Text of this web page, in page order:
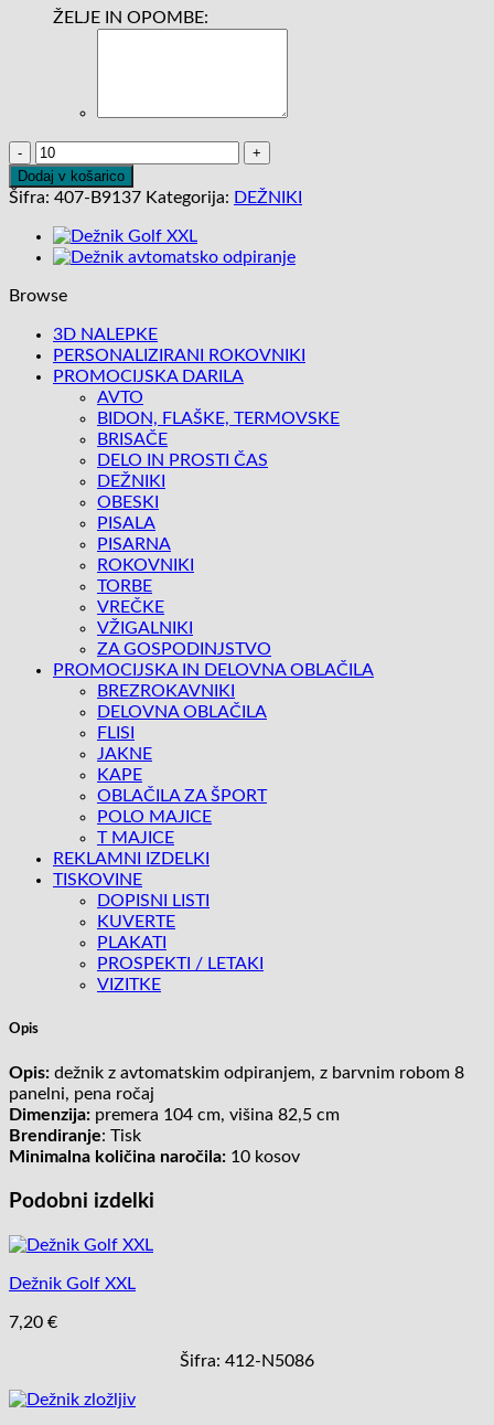
ŽELJE IN OPOMBE:
Dežnik
avtomatsko
odpiranje
Dodaj v košarico
Šifra: 407-B9137 Kategorija: DEŽNIKI
Browse
3D NALEPKE
PERSONALIZIRANI ROKOVNIKI
PROMOCIJSKA DARILA
AVTO
BIDON, FLAŠKE, TERMOVSKE
BRISAČE
DELO IN PROSTI ČAS
DEŽNIKI
OBESKI
PISALA
PISARNA
ROKOVNIKI
TORBE
VREČKE
VŽIGALNIKI
ZA GOSPODINJSTVO
PROMOCIJSKA IN DELOVNA OBLAČILA
BREZROKAVNIKI
DELOVNA OBLAČILA
FLISI
JAKNE
KAPE
OBLAČILA ZA ŠPORT
POLO MAJICE
T MAJICE
REKLAMNI IZDELKI
TISKOVINE
DOPISNI LISTI
KUVERTE
PLAKATI
PROSPEKTI / LETAKI
VIZITKE
Opis
Opis: dežnik z avtomatskim odpiranjem, z barvnim robom 8
panelni, pena ročaj
Dimenzija: premera 104 cm, višina 82,5 cm
Brendiranje: Tisk
Minimalna količina naročila: 10 kosov
Podobni izdelki
Dežnik Golf XXL
7,20 €
Šifra: 412-N5086